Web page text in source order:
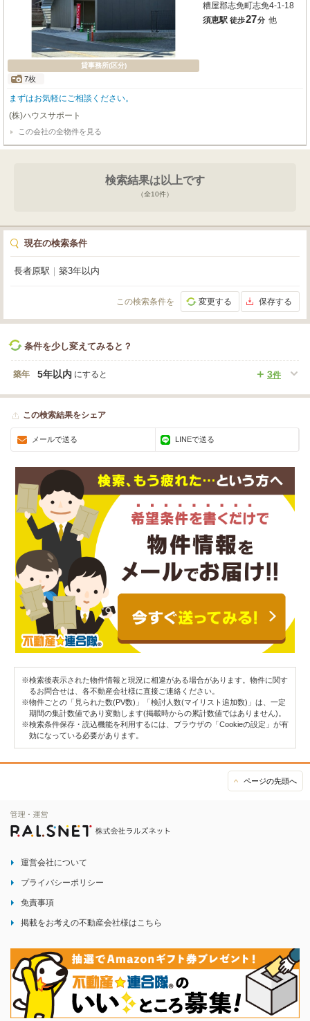
貸事務所(区分)
7枚
糟屋郡志免町志免4-1-18
須恵駅 徒歩27分 他
まずはお気軽にご相談ください。
(株)ハウスサポート
この会社の全物件を見る
検索結果は以上です
（全10件）
現在の検索条件
長者原駅 築3年以内
この検索条件を 変更する 保存する
条件を少し変えてみると？
築年 3件
5年以内 にすると
この検索結果をシェア
メールで送る LINEで送る
※検索後表示された物件情報と現況に相違がある場合があります。物件に関す
るお問合せは、各不動産会社様に直接ご連絡ください。
※物件ごとの「見られた数(PV数)」「検討人数(マイリスト追加数)」は、一定
期間の集計数値であり変動します(掲載時からの累計数値ではありません)。
※検索条件保存・読込機能を利用するには、ブラウザの「Cookieの設定」が有
効になっている必要があります。
ページの先頭へ
運営会社について
プライバシーポリシー
免責事項
掲載をお考えの不動産会社様はこちら